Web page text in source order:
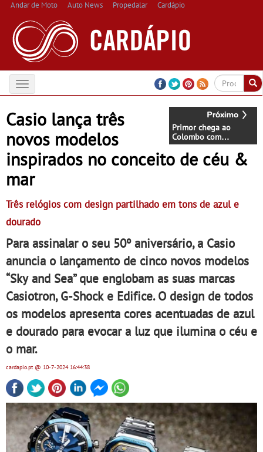
Andar de Moto Auto News Propedalar Cardápio
Toggle
navigation
Primor chega ao
Colombo com
experiência de compra
inovadora - Centro
Colombo foi o espaço
presença em Portugal
Casio lança três
novos modelos
inspirados no conceito de céu &
mar
Três relógios com design partilhado em tons de azul e
dourado
Para assinalar o seu 50º aniversário, a Casio
anuncia o lançamento de cinco novos modelos
“Sky and Sea” que englobam as suas marcas
Casiotron, G-Shock e Edifice. O design de todos
os modelos apresenta cores acentuadas de azul
e dourado para evocar a luz que ilumina o céu e
o mar.
cardapio.pt@ 10-7-202416:44:38